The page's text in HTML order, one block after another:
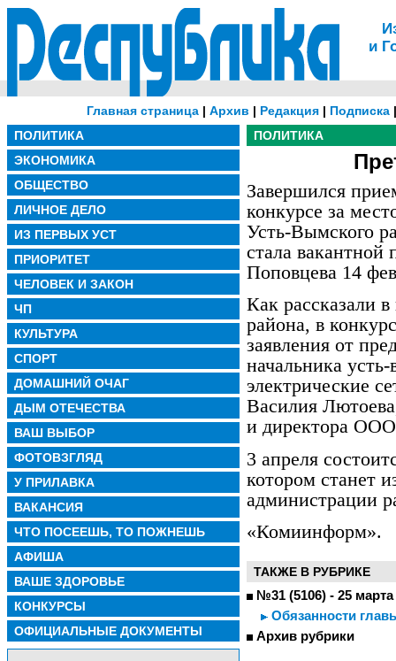
и
Главная страница | Архив | Редакция | Подписка
ПОЛИТИКА
ЭКОНОМИКА
ОБЩЕСТВО
ЛИЧНОЕ ДЕЛО
ИЗ ПЕРВЫХ УСТ
ПРИОРИТЕТ
ЧЕЛОВЕК И ЗАКОН
ЧП
КУЛЬТУРА
СПОРТ
ДОМАШНИЙ ОЧАГ
ДЫМ ОТЕЧЕСТВА
ВАШ ВЫБОР
ФОТОВЗГЛЯД
У ПРИЛАВКА
ВАКАНСИЯ
ЧТО ПОСЕЕШЬ, ТО ПОЖНЕШЬ
АФИША
ВАШЕ ЗДОРОВЬЕ
КОНКУРСЫ
ОФИЦИАЛЬНЫЕ ДОКУМЕНТЫ
ПОЛИТИКА
Завершился
конкурсе за
Усть-Вымского
стала вакантной
Поповцева 14
Как рассказали
района, в
заявления от
начальника
электрические
Василия
и директора
3 апреля
котором станет
администрации
«Комиинформ».
ТАКЖЕ В РУБРИКЕ
№31 (5106) - 25 марта
Обязанности
Архив рубрики